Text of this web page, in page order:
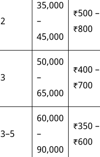
2
35,000
–
45,000
₹500 –
₹800
3
50,000
–
65,000
₹400 –
₹700
3–5
60,000
–
90,000
₹350 –
₹600